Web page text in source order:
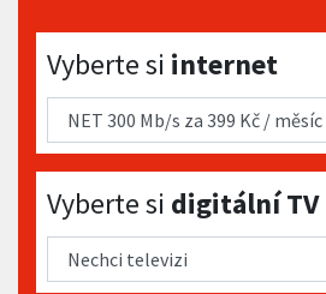
Vyberte si internet
Vyberte si internet
Vyberte si digitální TV
Vyberte si digitální TV